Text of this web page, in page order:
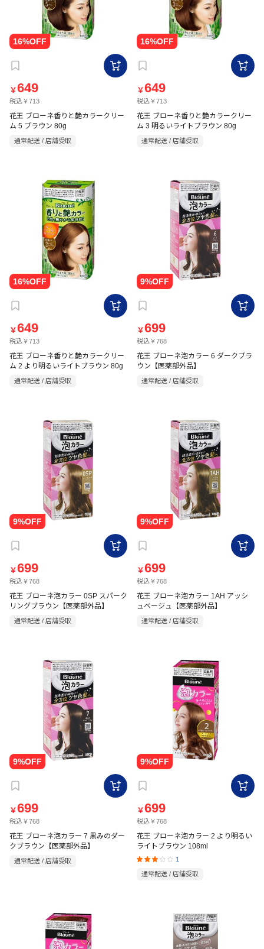
￥649
税込￥713
花王 ブローネ香りと艶カラークリー
ム 5 ブラウン 80g
通常配送 / 店舗受取
￥649
税込￥713
花王 ブローネ香りと艶カラークリー
ム 3 明るいライトブラウン 80g
通常配送 / 店舗受取
￥649
税込￥713
花王 ブローネ香りと艶カラークリー
ム 2 より明るいライトブラウン 80g
通常配送 / 店舗受取
￥699
税込￥768
花王 ブローネ泡カラー 6 ダークブラ
ウン【医薬部外品】
通常配送 / 店舗受取
￥699
税込￥768
花王 ブローネ泡カラー 0SP スパーク
リングブラウン【医薬部外品】
通常配送 / 店舗受取
￥699
税込￥768
花王 ブローネ泡カラー 1AH アッシ
ュベージュ【医薬部外品】
通常配送 / 店舗受取
￥699
税込￥768
花王 ブローネ泡カラー 7 黒みのダー
クブラウン【医薬部外品】
通常配送 / 店舗受取
￥699
税込￥768
花王 ブローネ泡カラー 2 より明るい
ライトブラウン 108ml
1
通常配送 / 店舗受取